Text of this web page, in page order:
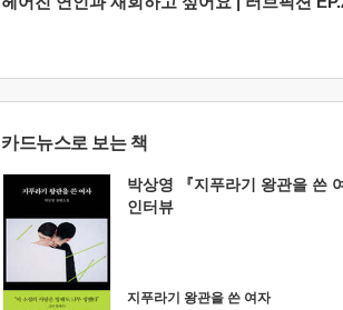
카드뉴스로 보는 책
박상영 『지푸라기 왕관을 쓴
인터뷰
지푸라기 왕관을 쓴 여자